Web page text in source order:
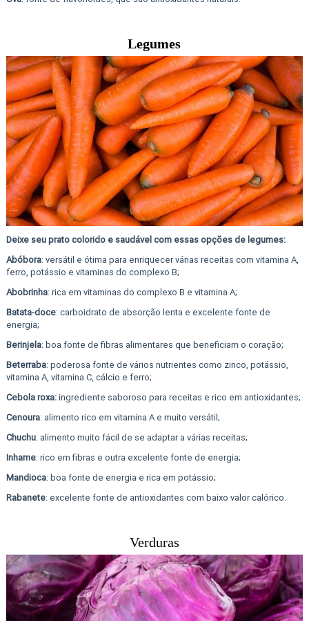
Legumes
Deixe seu prato colorido e saudável com essas opções de legumes:
Abóbora: versátil e ótima para enriquecer várias receitas com vitamina A,
ferro, potássio e vitaminas do complexo B;
Abobrinha: rica em vitaminas do complexo B e vitamina A;
Batata-doce: carboidrato de absorção lenta e excelente fonte de
energia;
Berinjela: boa fonte de fibras alimentares que beneficiam o coração;
Beterraba: poderosa fonte de vários nutrientes como zinco, potássio,
vitamina A, vitamina C, cálcio e ferro;
Cebola roxa:ingrediente saboroso para receitas e rico em antioxidantes;
Cenoura: alimento rico em vitamina A e muito versátil;
Chuchu: alimento muito fácil de se adaptar a várias receitas;
Inhame: rico em fibras e outra excelente fonte de energia;
Mandioca: boa fonte de energia e rica em potássio;
Rabanete: excelente fonte de antioxidantes com baixo valor calórico.
Verduras